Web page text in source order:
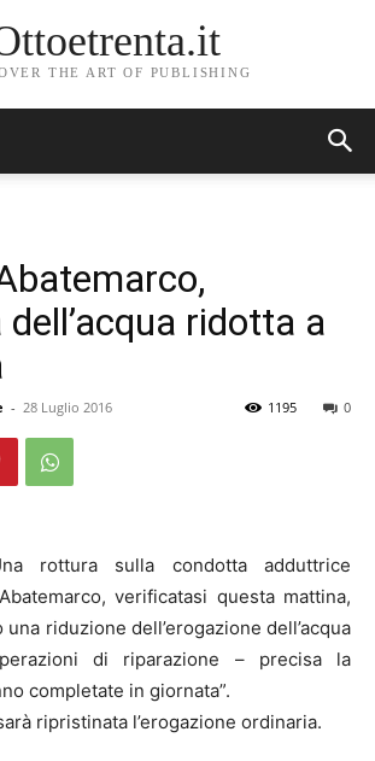
THE ART OF PUBLISHING
ridotta a
- 28 Luglio 2016 0
1195
rottura sulla condotta adduttrice
verificatasi questa mattina,
riduzione dell’erogazione dell’acqua
di riparazione – precisa la
completate in giornata”.
ripristinata l’erogazione ordinaria.